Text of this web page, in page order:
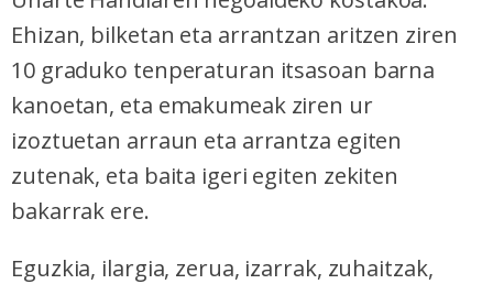
Ehizan, bilketan eta arrantzan aritzen ziren
10 graduko tenperaturan itsasoan barna
kanoetan, eta emakumeak ziren ur
izoztuetan arraun eta arrantza egiten
zutenak, eta baita igeri egiten zekiten
bakarrak ere.
Eguzkia, ilargia, zerua, izarrak, zuhaitzak,